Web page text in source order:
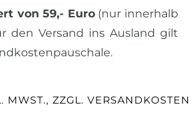
von 59,- Euro(nur innerhalb
den Versand ins Ausland gilt
MWST., ZZGL. VERSANDKOSTEN